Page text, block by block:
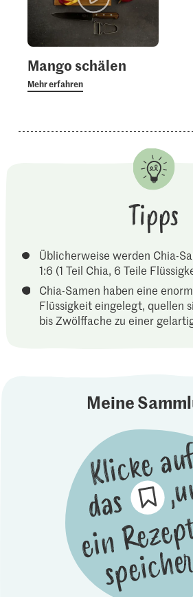
Mango schälen
Mehr erfahren
Tipps
Üblicherweise werden Chia-
1:6 (1 Teil Chia, 6 Teile
Chia-Samen haben eine
Flüssigkeit eingelegt, quellen
bis Zwölffache zu einer
Meine